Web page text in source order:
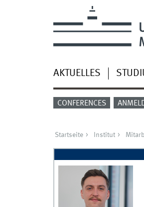
AKTUELLES
CONFERENCES
Startseite Institut